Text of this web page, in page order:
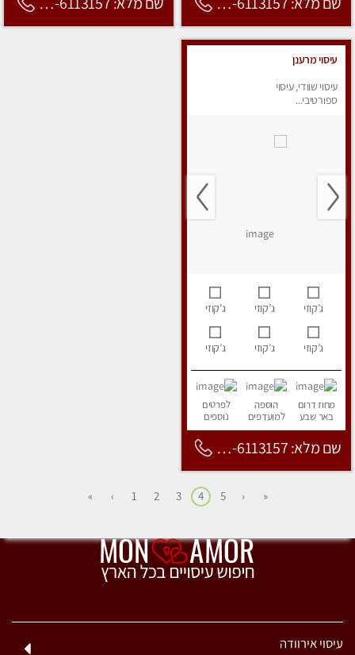
עיסוי מרענן
עיסוי שוודי, עיסוי
ספורטיבי...
ג’קוזי ג’קוזי ג’קוזי
ג’קוזי ג’קוזי ג’קוזי
מחוז דרום
באר שבע
הוספה
למועדפים
לפרטים
נוספים
שם מלא: 053-6113157
«
‹
5
4
3
2
1
›
»
עיסוי אירוודה